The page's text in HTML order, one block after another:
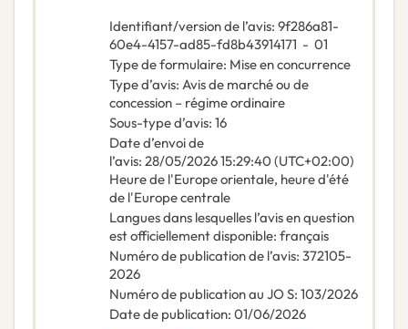
Identifiant/version de l’avis: 9f286a81-
60e4-4157-ad85-fd8b43914171 - 01
Type de formulaire: Mise en concurrence
Type d’avis: Avis de marché ou de
concession – régime ordinaire
Sous-type d’avis: 16
Date d’envoi de
l’avis: 28/05/202615:29:40 (UTC+02:00)
Heure de l'Europe orientale, heure d'été
de l'Europe centrale
Langues dans lesquelles l’avis en question
est officiellement disponible: français
Numéro de publication de l’avis: 372105-
2026
Numéro de publication au JO S: 103/2026
Date de publication: 01/06/2026